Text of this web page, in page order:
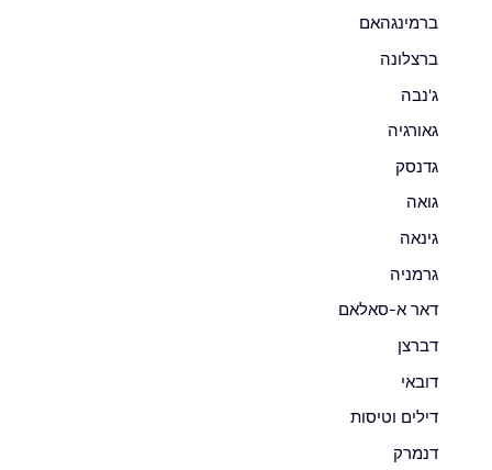
ברמינגהאם
ברצלונה
ג'נבה
גאורגיה
גדנסק
גואה
גינאה
גרמניה
דאר א-סאלאם
דברצן
דובאי
דילים וטיסות
דנמרק